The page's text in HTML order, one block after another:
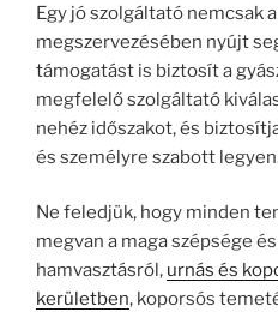
Egy jó szolgáltató nemcsak
megszervezésében nyújt
támogatást is biztosít a
megfelelő szolgáltató
nehéz időszakot, és
és személyre szabott
Ne feledjük, hogy minden
megvan a maga szépsége
hamvasztásról, urnás és
kerületben, koporsós